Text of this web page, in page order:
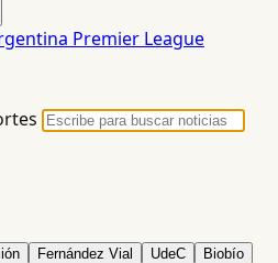
Premier League
Fernández Vial UdeC Biobío